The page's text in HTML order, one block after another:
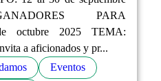
PARA
octubre 2025 TEMA:
a aficionados y pr...
Eventos